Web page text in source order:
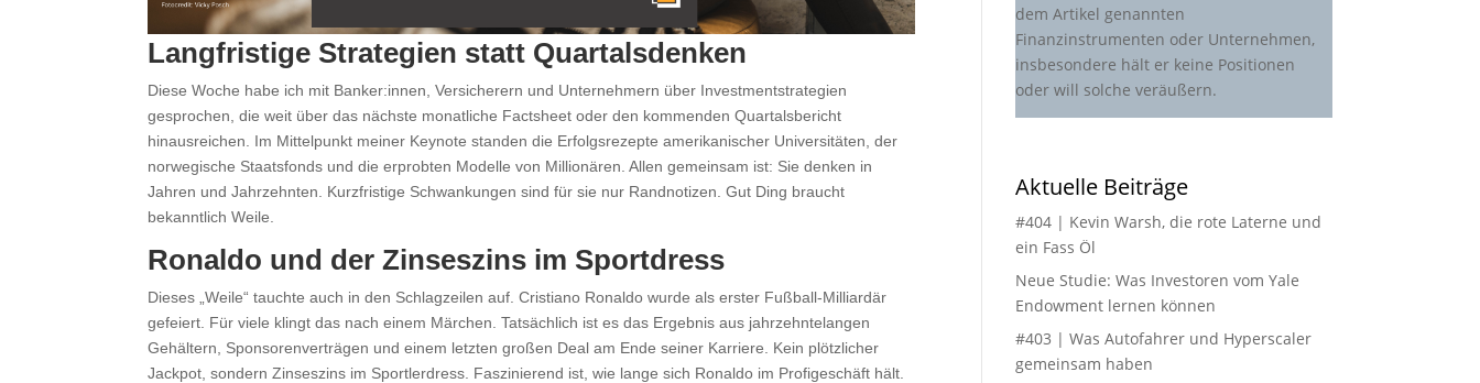
Langfristige Strategien statt Quartalsdenken
Diese Woche habe ich mit Banker:innen, Versicherern und Unternehmern über Investmentstrategien
gesprochen, die weit über das nächste monatliche Factsheet oder den kommenden Quartalsbericht
hinausreichen. Im Mittelpunkt meiner Keynote standen die Erfolgsrezepte amerikanischer Universitäten, der
norwegische Staatsfonds und die erprobten Modelle von Millionären. Allen gemeinsam ist: Sie denken in
Jahren und Jahrzehnten. Kurzfristige Schwankungen sind für sie nur Randnotizen. Gut Ding braucht
bekanntlich Weile.
Ronaldo und der Zinseszins im Sportdress
Dieses „Weile“ tauchte auch in den Schlagzeilen auf. Cristiano Ronaldo wurde als erster Fußball-Milliardär
gefeiert. Für viele klingt das nach einem Märchen. Tatsächlich ist es das Ergebnis aus jahrzehntelangen
Gehältern, Sponsorenverträgen und einem letzten großen Deal am Ende seiner Karriere. Kein plötzlicher
Jackpot, sondern Zinseszins im Sportlerdress. Faszinierend ist, wie lange sich Ronaldo im Profigeschäft hält.
dem Artikel genannten
Finanzinstrumenten oder Unternehmen,
insbesondere hält er keine Positionen
oder will solche veräußern.
Aktuelle Beiträge
#404 | Kevin Warsh, die rote Laterne und
ein Fass Öl
Neue Studie: Was Investoren vom Yale
Endowment lernen können
#403 | Was Autofahrer und Hyperscaler
gemeinsam haben